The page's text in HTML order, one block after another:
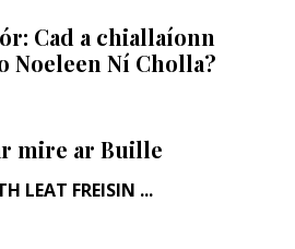
Cad a chiallaíonn
Noeleen Ní Cholla?
mire ar Buille
LEAT FREISIN ...